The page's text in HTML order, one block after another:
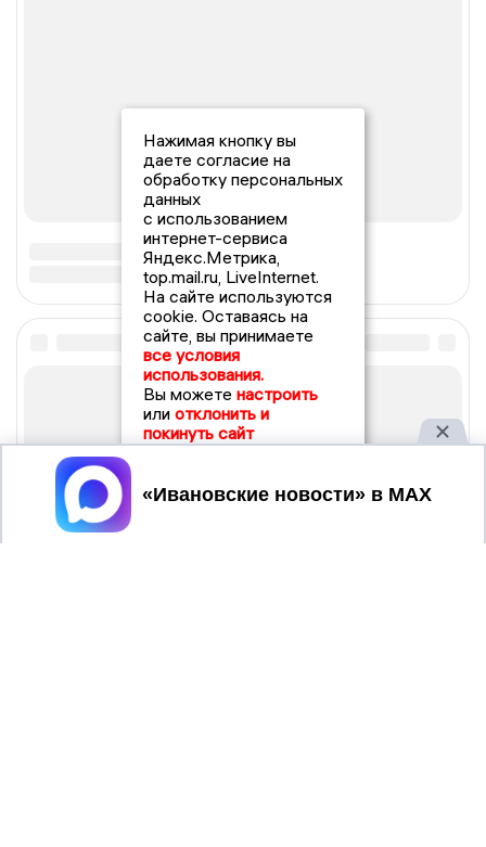
Нажимая кнопку вы
даете согласие на
обработку персональных
данных
с использованием
интернет-сервиса
Яндекс.Метрика,
top.mail.ru, LiveInternet.
На сайте используются
cookie. Оставаясь на
сайте, вы принимаете
все условия
использования.
Вы можете настроить
или отклонить и
покинуть сайт
Принять